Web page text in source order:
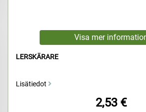
LERSKÄRARE
Lisätiedot
2,53 €